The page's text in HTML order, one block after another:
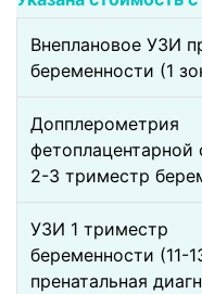
Внеплановое УЗИ
беременности (1
Допплерометрия
фетоплацентарной
2-3 триместр
УЗИ 1 триместр
беременности (11-
пренатальная